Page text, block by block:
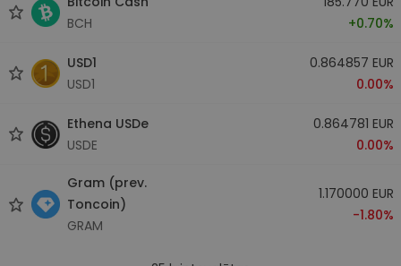
BCH
+0.70%
USD1
USD1
0.864857 EUR
0.00%
Ethena USDe
USDE
0.864781 EUR
0.00%
Gram (prev.
Toncoin)
GRAM
1.170000 EUR
-1.80%